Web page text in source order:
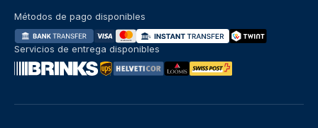
Métodos de pago disponibles
Servicios de entrega disponibles